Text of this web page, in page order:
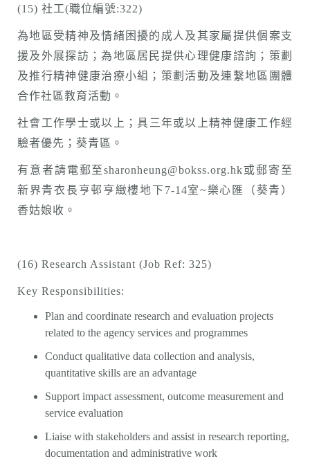
(15) 社工(職位編號:322)
為地區受精神及情緒困擾的成人及其家屬提供個案支
援及外展探訪；為地區居民提供心理健康諮詢；策劃
及推行精神健康治療小組；策劃活動及連繫地區團體
合作社區教育活動。
社會工作學士或以上；具三年或以上精神健康工作經
驗者優先；葵青區。
有意者請電郵至sharonheung@bokss.org.hk或郵寄至
新界青衣長亨邨亨緻樓地下7-14室~樂心匯（葵青）
香姑娘收。
(16) Research Assistant (Job Ref: 325)
Key Responsibilities:
Plan and coordinate research and evaluation projects
related to the agency services and programmes
Conduct qualitative data collection and analysis,
quantitative skills are an advantage
Support impact assessment, outcome measurement and
service evaluation
Liaise with stakeholders and assist in research reporting,
documentation and administrative work